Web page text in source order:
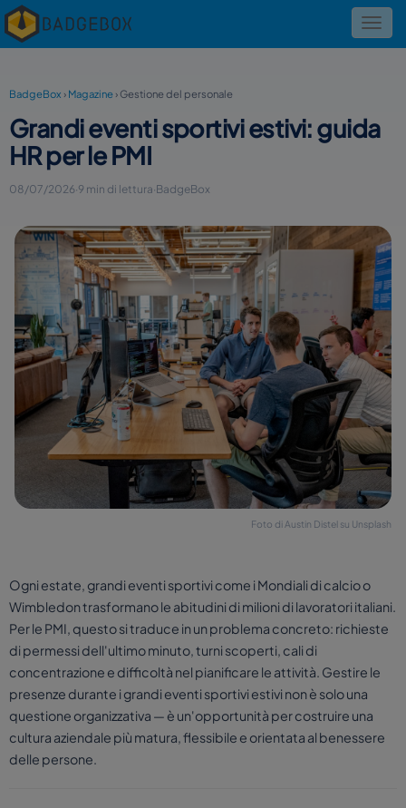
BadgeBox › Magazine › Gestione del personale
Grandi eventi sportivi estivi: guida
HR per le PMI
08/07/2026·9 min di lettura·BadgeBox
Foto di Austin Distel su Unsplash
Ogni estate, grandi eventi sportivi come i Mondiali di calcio o
Wimbledon trasformano le abitudini di milioni di lavoratori italiani.
Per le PMI, questo si traduce in un problema concreto: richieste
di permessi dell'ultimo minuto, turni scoperti, cali di
concentrazione e difficoltà nel pianificare le attività. Gestire le
presenze durante i grandi eventi sportivi estivi non è solo una
questione organizzativa — è un'opportunità per costruire una
cultura aziendale più matura, flessibile e orientata al benessere
delle persone.